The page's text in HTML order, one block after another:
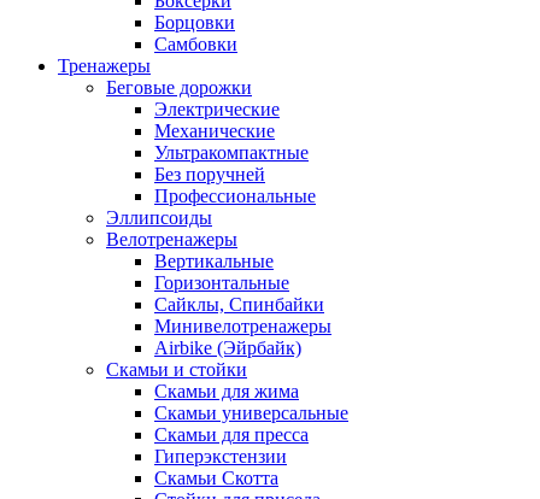
Борцовки
Самбовки
Тренажеры
Беговые дорожки
Электрические
Механические
Ультракомпактные
Без поручней
Профессиональные
Эллипсоиды
Велотренажеры
Вертикальные
Горизонтальные
Сайклы, Спинбайки
Минивелотренажеры
Airbike (Эйрбайк)
Скамьи и стойки
Скамьи для жима
Скамьи универсальные
Скамьи для пресса
Гиперэкстензии
Скамьи Скотта